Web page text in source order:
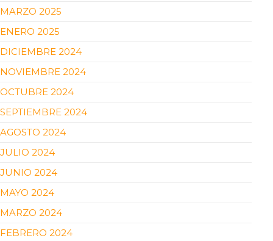
MARZO 2025
ENERO 2025
DICIEMBRE 2024
NOVIEMBRE 2024
OCTUBRE 2024
SEPTIEMBRE 2024
AGOSTO 2024
JULIO 2024
JUNIO 2024
MAYO 2024
MARZO 2024
FEBRERO 2024